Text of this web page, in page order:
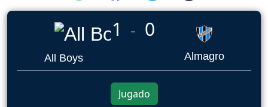
All Boys
1 _ 0
Almagro
Jugado